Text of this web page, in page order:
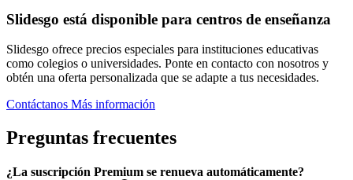
Slidesgo está disponible para centros de enseñanza
Slidesgo ofrece precios especiales para instituciones educativas
como colegios o universidades. Ponte en contacto con nosotros y
obtén una oferta personalizada que se adapte a tus necesidades.
Contáctanos Más información
Preguntas frecuentes
¿La suscripción Premium se renueva automáticamente?